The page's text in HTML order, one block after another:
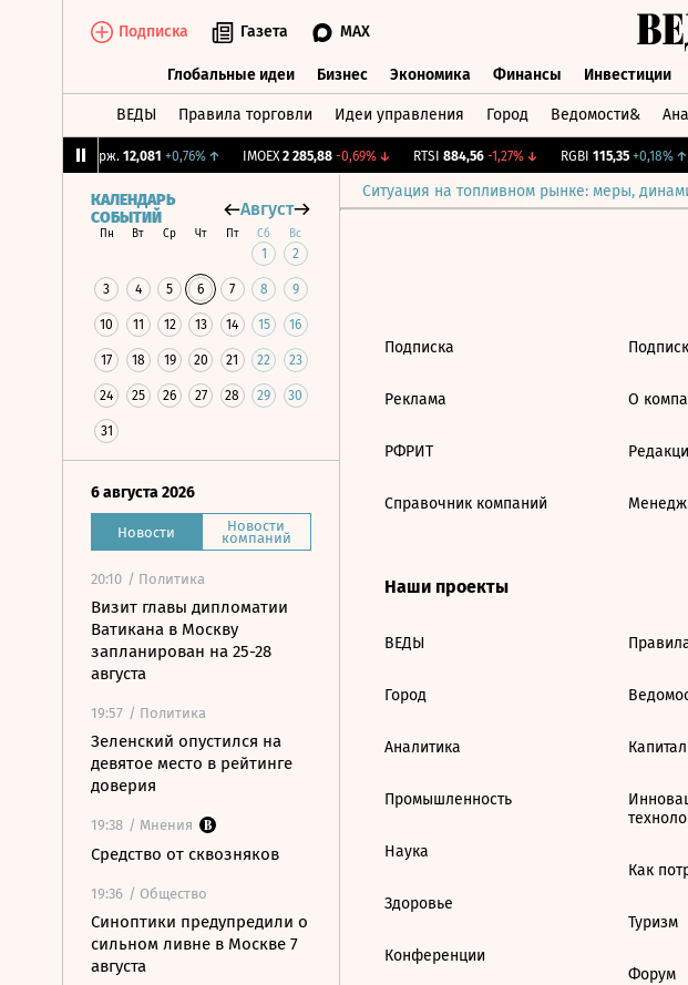
Подписка Газета MAX
Глобальные идеи Бизнес Экономика Финансы Инвестиции
ВЕДЫ Правила торговли Идеи управления Город Ведомости&
CNY Бирж. 12,081 +0,76%↑ IMOEX 2 285,88 -0,69%↓ RTSI 884,56 -1,27%↓ RGBI 115,35 +0,18%↑
Ситуация на топливном рынке: меры,
КАЛЕНДАРЬ
СОБЫТИЙ
Август
Пн Вт Ср Чт Пт Сб Вс
1 2
3 4 5 6 7 8 9
10 11 12 13 14 15 16
17 18 19 20 21 22 23
24 25 26 27 28 29 30
31
6 августа 2026
Новости Новости
компаний
20:10 / Политика
Визит главы дипломатии
Ватикана в Москву
запланирован на 25-28
августа
19:57 / Политика
Зеленский опустился на
девятое место в рейтинге
доверия
19:38 / Мнения
Средство от сквозняков
19:36 / Общество
Синоптики предупредили о
сильном ливне в Москве 7
августа
Подписка
Реклама
РФРИТ
Справочник компаний
О
Наши проекты
ВЕДЫ
Город
Аналитика
Промышленность
Наука
Здоровье
Конференции
Капитал
Как
Туризм
Форум